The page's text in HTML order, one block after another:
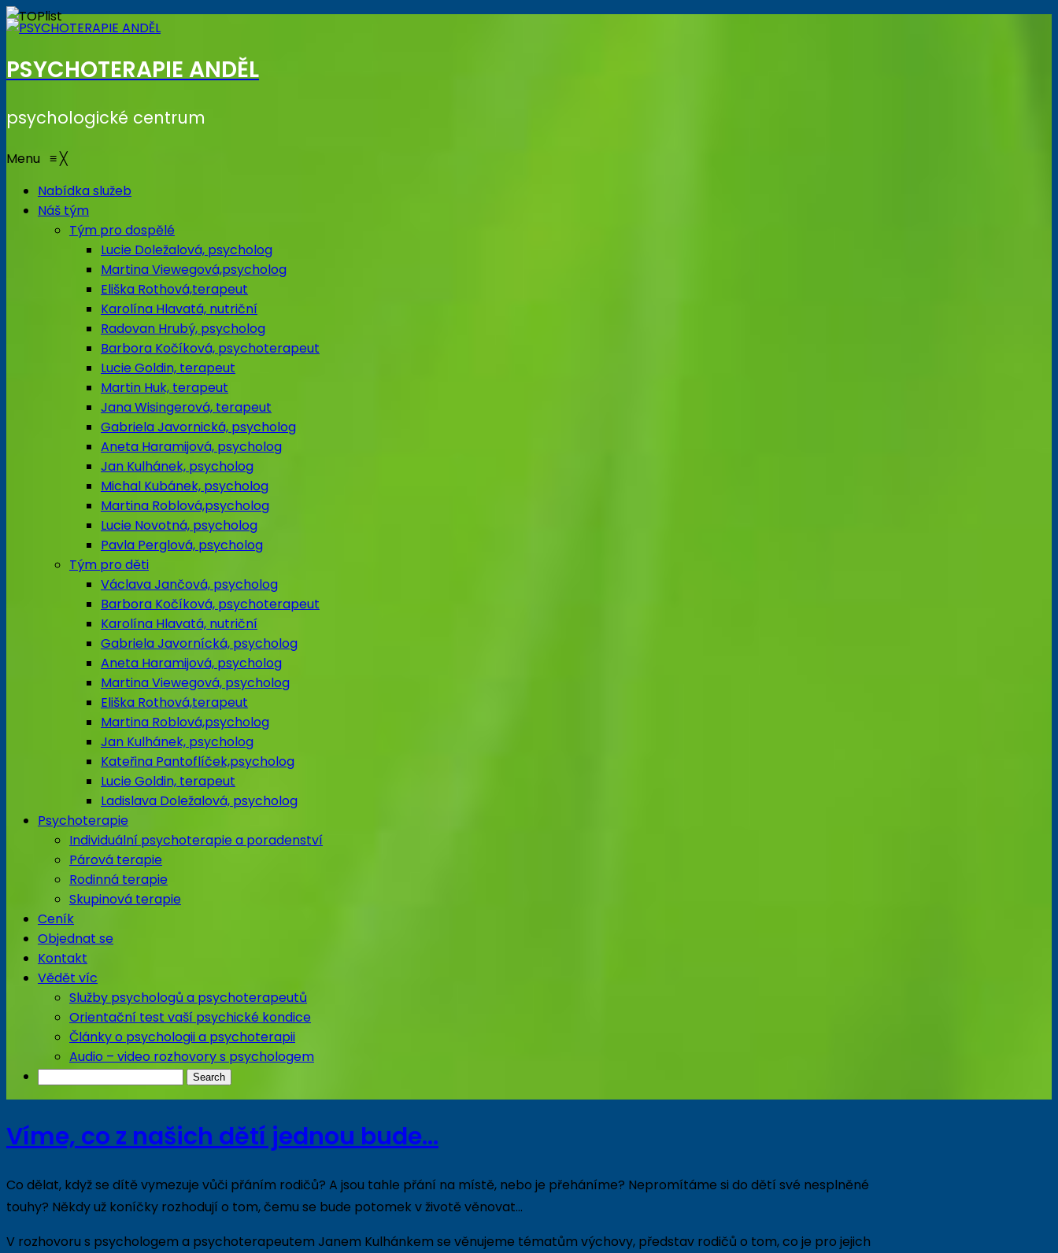
PSYCHOTERAPIE ANDĚL
psychologické centrum
Menu ≡╳
Nabídka služeb
Náš tým
Tým pro dospělé
Lucie Doležalová, psycholog
Martina Viewegová,psycholog
Eliška Rothová,terapeut
Karolína Hlavatá, nutriční
Radovan Hrubý, psycholog
Barbora Kočíková, psychoterapeut
Lucie Goldin, terapeut
Martin Huk, terapeut
Jana Wisingerová, terapeut
Gabriela Javornická, psycholog
Aneta Haramijová, psycholog
Jan Kulhánek, psycholog
Michal Kubánek, psycholog
Martina Roblová,psycholog
Lucie Novotná, psycholog
Pavla Perglová, psycholog
Tým pro děti
Václava Jančová, psycholog
Barbora Kočíková, psychoterapeut
Karolína Hlavatá, nutriční
Gabriela Javornícká, psycholog
Aneta Haramijová, psycholog
Martina Viewegová, psycholog
Eliška Rothová,terapeut
Martina Roblová,psycholog
Jan Kulhánek, psycholog
Kateřina Pantoflíček,psycholog
Lucie Goldin, terapeut
Ladislava Doležalová, psycholog
Psychoterapie
Individuální psychoterapie a poradenství
Párová terapie
Rodinná terapie
Skupinová terapie
Ceník
Objednat se
Kontakt
Vědět víc
Služby psychologů a psychoterapeutů
Orientační test vaší psychické kondice
Články o psychologii a psychoterapii
Audio – video rozhovory s psychologem
Víme, co z našich dětí jednou bude…
Co dělat, když se dítě vymezuje vůči přáním rodičů? A jsou tahle přání na místě, nebo je přeháníme? Nepromítáme si do dětí své nesplněné
touhy? Někdy už koníčky rozhodují o tom, čemu se bude potomek v životě věnovat…
V rozhovoru s psychologem a psychoterapeutem Janem Kulhánkem se věnujeme tématům výchovy, představ rodičů o tom, co je pro jejich